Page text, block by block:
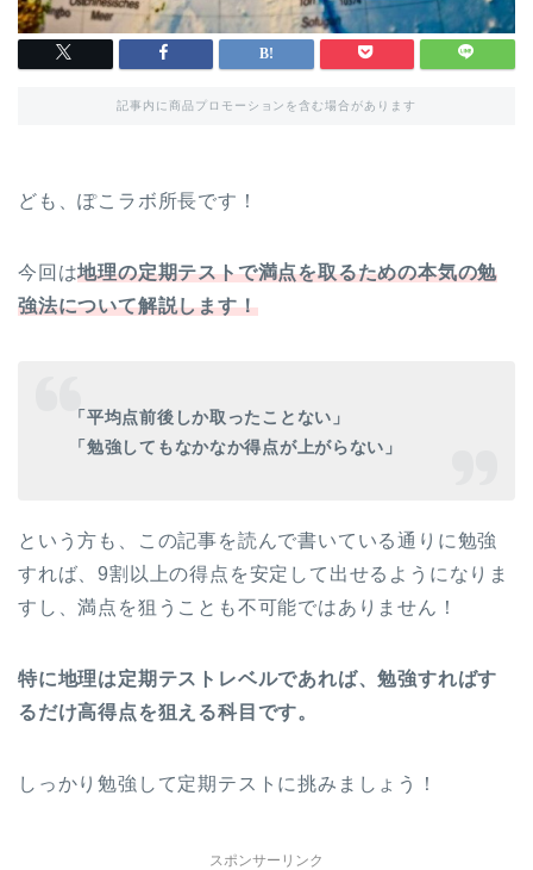
記事内に商品プロモーションを含む場合があります
ども、ぽこラボ所長です！
今回は地理の定期テストで満点を取るための本気の勉
強法について解説します！
「平均点前後しか取ったことない」
「勉強してもなかなか得点が上がらない」
という方も、この記事を読んで書いている通りに勉強
すれば、9割以上の得点を安定して出せるようになりま
すし、満点を狙うことも不可能ではありません！
特に地理は定期テストレベルであれば、勉強すればす
るだけ高得点を狙える科目です。
しっかり勉強して定期テストに挑みましょう！
スポンサーリンク